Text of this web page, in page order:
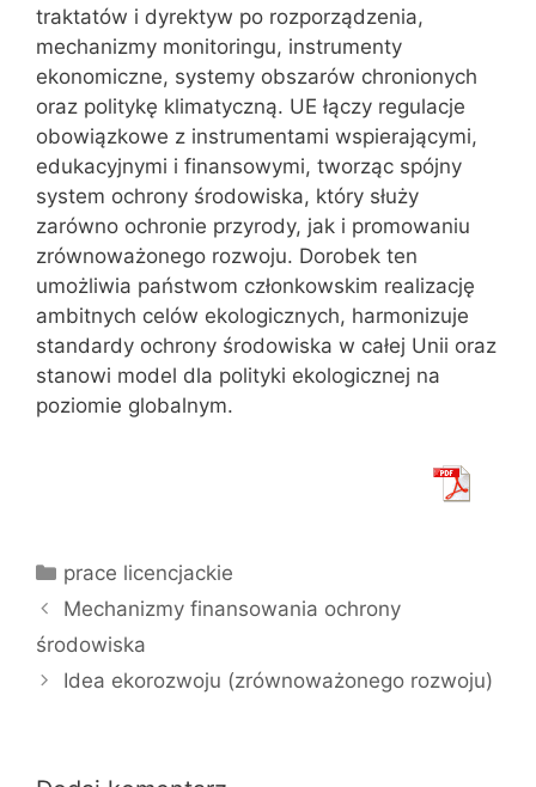
traktatów i dyrektyw po rozporządzenia,
mechanizmy monitoringu, instrumenty
ekonomiczne, systemy obszarów chronionych
oraz politykę klimatyczną. UE łączy regulacje
obowiązkowe z instrumentami wspierającymi,
edukacyjnymi i finansowymi, tworząc spójny
system ochrony środowiska, który służy
zarówno ochronie przyrody, jak i promowaniu
zrównoważonego rozwoju. Dorobek ten
umożliwia państwom członkowskim realizację
ambitnych celów ekologicznych, harmonizuje
standardy ochrony środowiska w całej Unii oraz
stanowi model dla polityki ekologicznej na
poziomie globalnym.
Kategorie
prace licencjackie
Mechanizmy finansowania ochrony
środowiska
Idea ekorozwoju (zrównoważonego rozwoju)